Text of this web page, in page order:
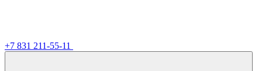
+7 831 211-55-11